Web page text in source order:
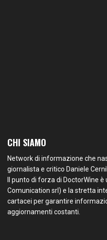
CHI SIAMO
Network di informazione che
giornalista e critico Daniele
Il punto di forza di DoctorWine
Comunication srl) e la stretta
cartacei per garantire
aggiornamenti costanti.